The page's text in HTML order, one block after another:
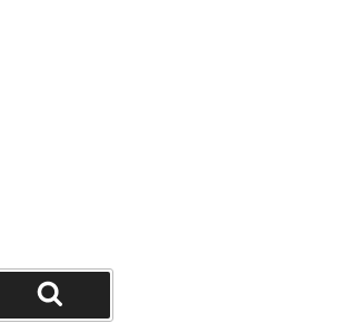
Buscar